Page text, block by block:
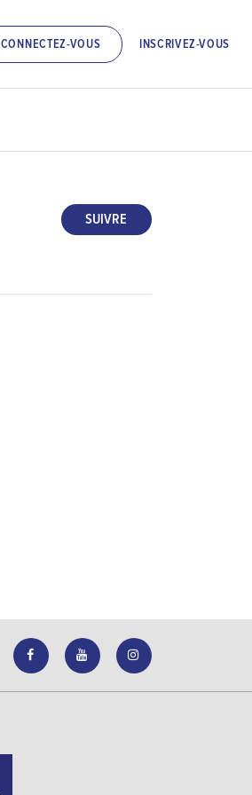
CONNECTEZ-VOUS INSCRIVEZ-VOUS
SUIVRE